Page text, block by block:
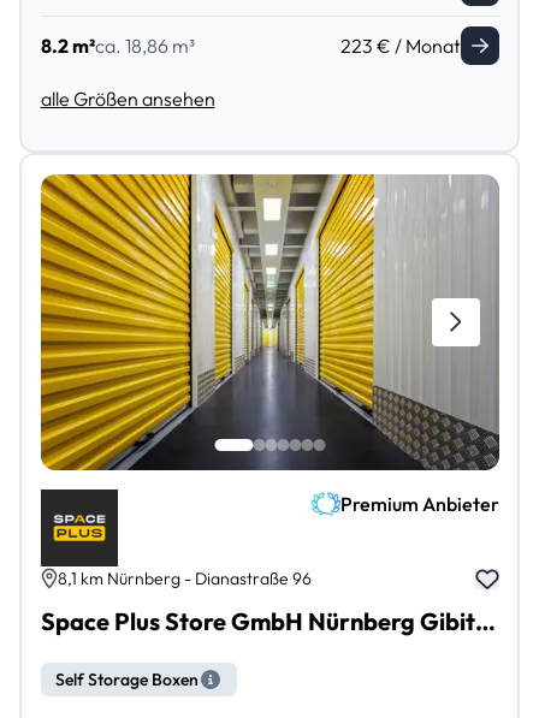
8.2 m²ca. 18,86 m³ 223 € / Monat
alle Größen ansehen
Premium Anbieter
8,1 km Nürnberg - Dianastraße 96
Space Plus Store GmbH Nürnberg Gibitzenhof
Self Storage Boxen